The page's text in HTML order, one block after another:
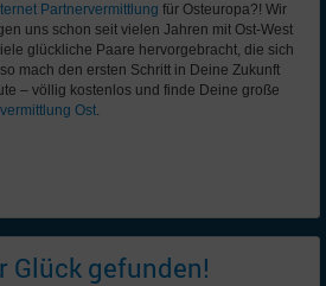
Partnervermittlung für Osteuropa?! Wir
uns schon seit vielen Jahren mit Ost-West
glückliche Paare hervorgebracht, die sich
mach den ersten Schritt in Deine Zukunft
– völlig kostenlos und finde Deine große
Ost.
Glück gefunden!